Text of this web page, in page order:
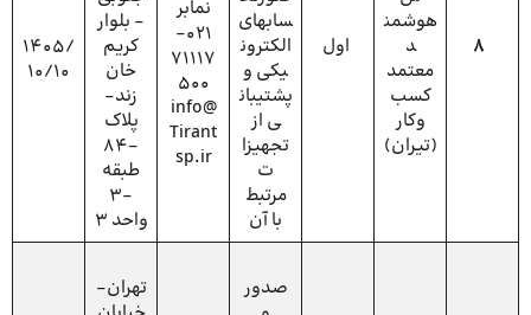
8
هوشمن
د
معتمد
کسب
وکار
(تیران)
اول
سابهای
الکترون
یکی و
پشتیبان
ی از
تجهیزا
ت
مرتبط
با آن
نمابر
021-
71117
500
info@
Tirant
sp.ir
- بلوار
کریم
خان
زند-
پلاک
-84
طبقه
-3
واحد 3
1405/
10/10
صدور
تهران-